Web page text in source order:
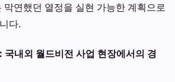
막연했던 열정을 실현 가능한 계획으로
다.
국내외 월드비전 사업 현장에서의 경